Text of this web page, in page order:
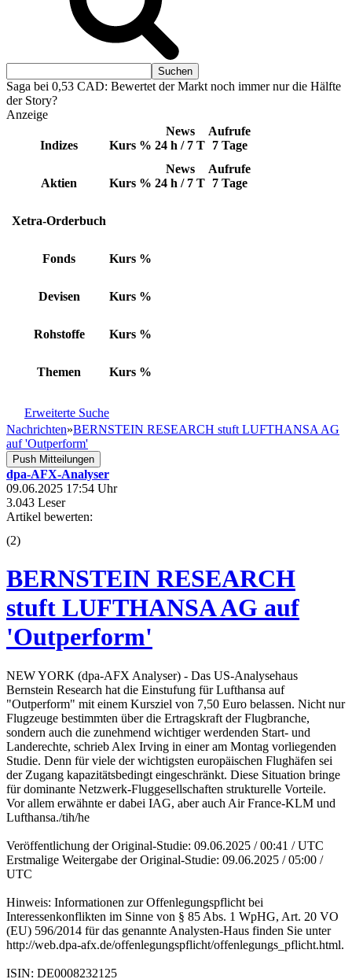
Saga bei 0,53 CAD: Bewertet der Markt noch immer nur die Hälfte
der Story?
Anzeige
Indizes Kurs %
News
24 h / 7 T
Aufrufe
7 Tage
Aktien Kurs %
News
24 h / 7 T
Aufrufe
7 Tage
Xetra-Orderbuch
Fonds Kurs %
Devisen Kurs %
Rohstoffe Kurs %
Themen Kurs %
Erweiterte Suche
Nachrichten»BERNSTEIN RESEARCH stuft LUFTHANSA AG
auf 'Outperform'
Push Mitteilungen
dpa-AFX-Analyser
09.06.2025 17:54 Uhr
3.043 Leser
Artikel bewerten:
(2)
BERNSTEIN RESEARCH
stuft LUFTHANSA AG auf
'Outperform'
NEW YORK (dpa-AFX Analyser) - Das US-Analysehaus
Bernstein Research hat die Einstufung für Lufthansa auf
"Outperform" mit einem Kursziel von 7,50 Euro belassen. Nicht nur
Flugzeuge bestimmten über die Ertragskraft der Flugbranche,
sondern auch die zunehmend wichtiger werdenden Start- und
Landerechte, schrieb Alex Irving in einer am Montag vorliegenden
Studie. Denn für viele der wichtigsten europäischen Flughäfen sei
der Zugang kapazitätsbedingt eingeschränkt. Diese Situation bringe
für dominante Netzwerk-Fluggesellschaften strukturelle Vorteile.
Vor allem erwähnte er dabei IAG, aber auch Air France-KLM und
Lufthansa./tih/he
Veröffentlichung der Original-Studie: 09.06.2025 / 00:41 / UTC
Erstmalige Weitergabe der Original-Studie: 09.06.2025 / 05:00 /
UTC
Hinweis: Informationen zur Offenlegungspflicht bei
Interessenkonflikten im Sinne von § 85 Abs. 1 WpHG, Art. 20 VO
(EU) 596/2014 für das genannte Analysten-Haus finden Sie unter
http://web.dpa-afx.de/offenlegungspflicht/offenlegungs_pflicht.html.
ISIN: DE0008232125